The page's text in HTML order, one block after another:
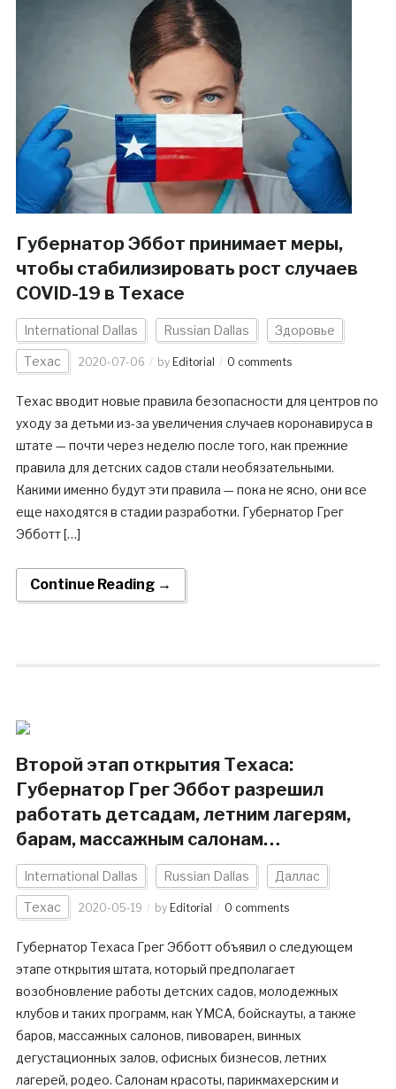
Губернатор Эббот принимает меры,
чтобы стабилизировать рост случаев
COVID-19 в Техасе
International Dallas Russian Dallas Здоровье
Техас 2020-07-06 by Editorial 0 comments
Техас вводит новые правила безопасности для центров по
уходу за детьми из-за увеличения случаев коронавируса в
штате — почти через неделю после того, как прежние
правила для детских садов стали необязательными.
Какими именно будут эти правила — пока не ясно, они все
еще находятся в стадии разработки. Губернатор Грег
Эбботт […]
Continue Reading →
Второй этап открытия Техаса:
Губернатор Грег Эббот разрешил
работать детсадам, летним лагерям,
барам, массажным салонам…
International Dallas Russian Dallas Даллас
Техас 2020-05-19 by Editorial 0 comments
Губернатор Техаса Грег Эбботт объявил о следующем
этапе открытия штата, который предполагает
возобновление работы детских садов, молодежных
клубов и таких программ, как YMCA, бойскауты, а также
баров, массажных салонов, пивоварен, винных
дегустационных залов, офисных бизнесов, летних
лагерей, родео. Салонам красоты, парикмахерским и